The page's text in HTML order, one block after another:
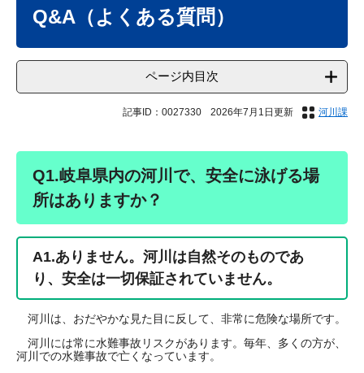
Q&A（よくある質問）
ページ内目次
記事ID：0027330 2026年7月1日更新 河川課
Q1.岐阜県内の河川で、安全に泳げる場
所はありますか？
A1.ありません。河川は自然そのものであ
り、安全は一切保証されていません。
河川は、おだやかな見た目に反して、非常に危険な場所です。
河川には常に水難事故リスクがあります。毎年、多くの方が、
河川での水難事故で亡くなっています。